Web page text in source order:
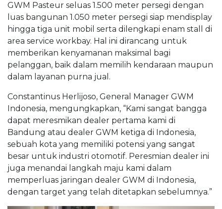
GWM Pasteur seluas 1.500 meter persegi dengan
luas bangunan 1.050 meter persegi siap mendisplay
hingga tiga unit mobil serta dilengkapi enam stall di
area service workbay. Hal ini dirancang untuk
memberikan kenyamanan maksimal bagi
pelanggan, baik dalam memilih kendaraan maupun
dalam layanan purna jual.
Constantinus Herlijoso, General Manager GWM
Indonesia, mengungkapkan, “Kami sangat bangga
dapat meresmikan dealer pertama kami di
Bandung atau dealer GWM ketiga di Indonesia,
sebuah kota yang memiliki potensi yang sangat
besar untuk industri otomotif. Peresmian dealer ini
juga menandai langkah maju kami dalam
memperluas jaringan dealer GWM di Indonesia,
dengan target yang telah ditetapkan sebelumnya.”